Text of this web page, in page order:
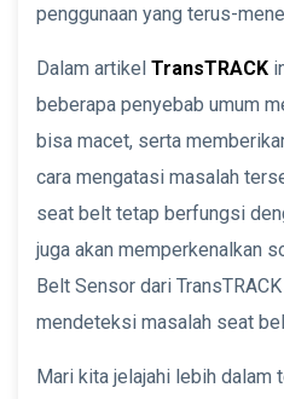
penggunaan yang terus-
Dalam artikel TransTRACK
beberapa penyebab umum
bisa macet, serta
cara mengatasi masalah
seat belt tetap berfungsi
juga akan memperkenalkan
Belt Sensor dari
mendeteksi masalah seat
Mari kita jelajahi lebih dalam